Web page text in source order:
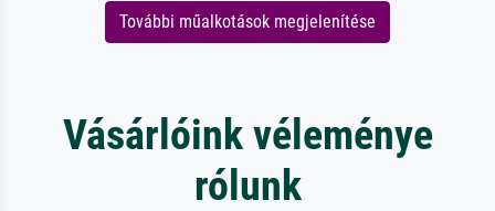
További műalkotások megjelenítése
Vásárlóink véleménye
rólunk